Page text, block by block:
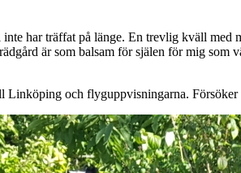
har träffat på länge. En trevlig kväll
är som balsam för själen för mig som
Linköping och flyguppvisningarna.